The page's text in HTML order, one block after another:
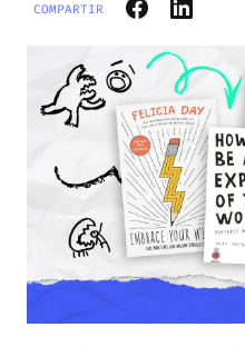
COMPARTIR